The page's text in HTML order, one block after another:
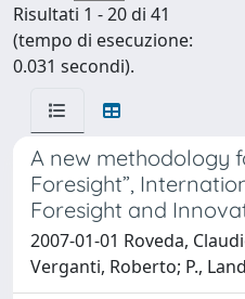
Risultati 1 - 20 di 41
(tempo di esecuzione:
0.031 secondi).
A new methodology
Foresight”,
Foresight and
2007-01-01 Roveda,
Verganti, Roberto; P.,